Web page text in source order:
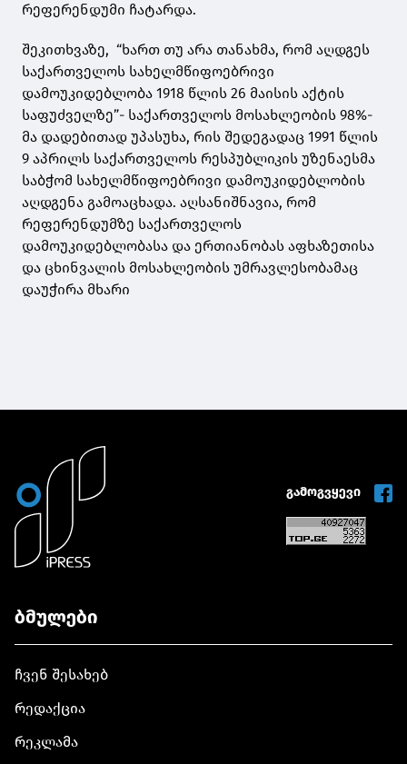
რეფერენდუმი ჩატარდა.
შეკითხვაზე, “ხართ თუ არა თანახმა, რომ აღდგეს
საქართველოს სახელმწიფოებრივი
დამოუკიდებლობა 1918 წლის 26 მაისის აქტის
საფუძველზე”- საქართველოს მოსახლეობის 98%-
მა დადებითად უპასუხა, რის შედეგადაც 1991 წლის
9 აპრილს საქართველოს რესპუბლიკის უზენაესმა
საბჭომ სახელმწიფოებრივი დამოუკიდებლობის
აღდგენა გამოაცხადა. აღსანიშნავია, რომ
რეფერენდუმზე საქართველოს
დამოუკიდებლობასა და ერთიანობას აფხაზეთისა
და ცხინვალის მოსახლეობის უმრავლესობამაც
დაუჭირა მხარი
გამოგვყევი
ბმულები
ჩვენ შესახებ
რედაქცია
რეკლამა